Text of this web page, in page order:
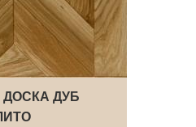
ДУБ